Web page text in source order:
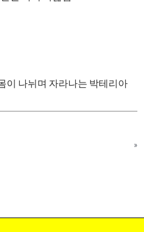
이 나뉘며 자라나는 박테리아
»